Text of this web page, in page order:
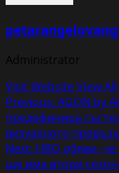
Administrator
Visit WebsiteView
Post
navigation
Previous: AGON by
предефинира
визуалното
Next: HBO обяви,
ще има втори